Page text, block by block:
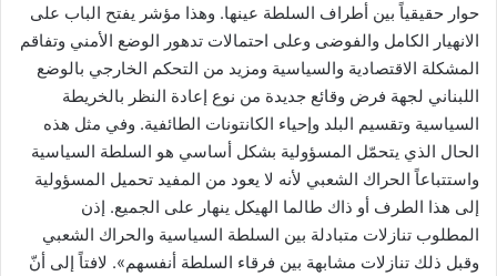
حوار حقيقياً بين أطراف السلطة عينها. وهذا مؤشر يفتح الباب على
الانهيار الكامل والفوضى وعلى احتمالات تدهور الوضع الأمني وتفاقم
المشكلة الاقتصادية والسياسية ومزيد من التحكم الخارجي بالوضع
اللبناني لجهة فرض وقائع جديدة من نوع إعادة النظر بالخريطة
السياسية وتقسيم البلد وإحياء الكانتونات الطائفية. وفي مثل هذه
الحال الذي يتحمّل المسؤولية بشكل أساسي هو السلطة السياسية
واستتباعاً الحراك الشعبي لأنه لا يعود من المفيد تحميل المسؤولية
إلى هذا الطرف أو ذاك طالما الهيكل ينهار على الجميع. إذن
المطلوب تنازلات متبادلة بين السلطة السياسية والحراك الشعبي
وقبل ذلك تنازلات مشابهة بين فرقاء السلطة أنفسهم». لافتاً إلى أنّ